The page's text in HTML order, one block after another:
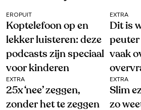
EROPUIT
Koptelefoon op en
lekker luisteren: deze
podcasts zijn speciaal
voor kinderen
EXTRA
Dit is
peuter
vaak
EXTRA
25x ‘nee’ zeggen,
zonder het te zeggen
EXTRA
Slim
zo